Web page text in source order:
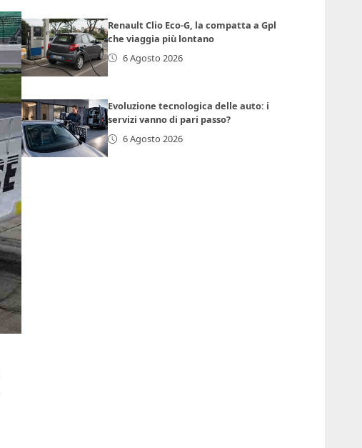
Renault Clio Eco-G, la compatta a Gpl
che viaggia più lontano
6 Agosto 2026
Evoluzione tecnologica delle auto: i
servizi vanno di pari passo?
6 Agosto 2026